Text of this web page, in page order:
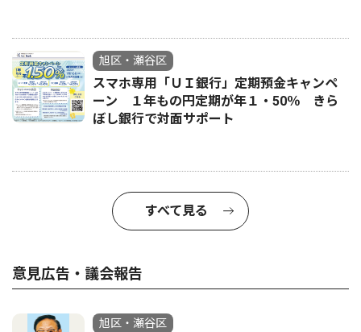
旭区・瀬谷区
スマホ専用「ＵＩ銀行」定期預金キャンペ
ーン １年もの円定期が年１・50％ きら
ぼし銀行で対面サポート
すべて見る
意見広告・議会報告
旭区・瀬谷区